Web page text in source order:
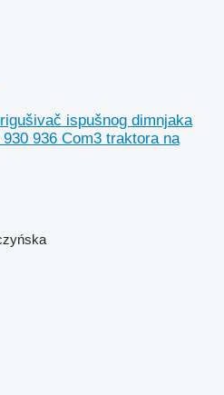
ispušnog dimnjaka
936 Com3 traktora na